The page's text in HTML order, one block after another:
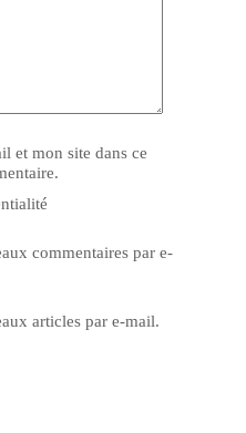
et mon site dans ce
commentaires par e-
articles par e-mail.